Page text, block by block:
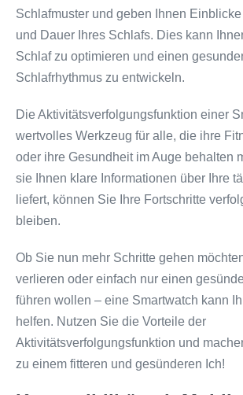
Schlafmuster und geben Ihnen
und Dauer Ihres Schlafs. Dies kann
Schlaf zu optimieren und einen
Schlafrhythmus zu entwickeln.
Die Aktivitätsverfolgungsfunktion einer
wertvolles Werkzeug für alle, die ihre
oder ihre Gesundheit im Auge behalten
sie Ihnen klare Informationen über Ihre
liefert, können Sie Ihre Fortschritte
bleiben.
Ob Sie nun mehr Schritte gehen
verlieren oder einfach nur einen
führen wollen – eine Smartwatch kann
helfen. Nutzen Sie die Vorteile der
Aktivitätsverfolgungsfunktion und
zu einem fitteren und gesünderen Ich!